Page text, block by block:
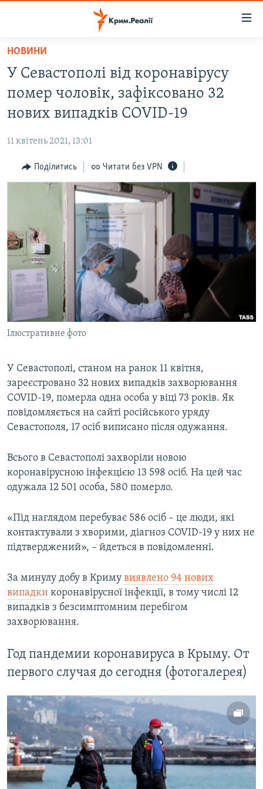
Перейти
основного
матеріалу
до
основної
Перейти
до
ВІДЕО ТА ФОТО
БЛОГИ
ПОГЛЯД
ІНТЕРВ'Ю
ВСЕ ЗА ДЕНЬ
СПЕЦПРОЕКТИ
ДЕПОРТАЦІЯ
ВІДЕОУРОКИ «ELIFBE»
СВІДЧЕННЯ ОКУПАЦІЇ
УКРАЇНСЬКА ПРОБЛЕМА КРИМУ
ІНФОГРАФІКА
ЯК ОБІЙТИ БЛОКУВАННЯ
Русский
Qırımtatar
ДОЛУЧАЙСЯ!
Усі сайти RFE/RL
НОВИНИ
У Севастополі від коронавірусу
помер чоловік, зафіксовано 32
нових випадків COVID-19
11 квітень 2021, 13:01
Поділитись Читати без VPN
Ілюстративне фото
У Севастополі, станом на ранок 11 квітня,
зареєстровано 32 нових випадків захворювання
COVID-19, померла одна особа у віці 73 років. Як
повідомляється на сайті російського уряду
Севастополя, 17 осіб виписано після одужання.
Всього в Севастополі захворіли новою
коронавірусною інфекцією 13 598 осіб. На цей час
одужала 12 501 особа, 580 померло.
«Під наглядом перебуває 586 осіб – це люди, які
контактували з хворими, діагноз COVID-19 у них не
підтверджений», – йдеться в повідомленні.
За минулу добу в Криму виявлено 94 нових
випадки коронавірусної інфекції, в тому числі 12
випадків з безсимптомним перебігом
захворювання.
Год пандемии коронавируса в Крыму. От
первого случая до сегодня (фотогалерея)